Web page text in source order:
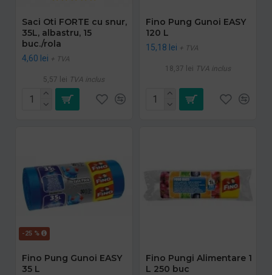
Saci Oti FORTE cu snur,
35L, albastru, 15
buc./rola
4,60 lei + TVA
5,57 lei TVA inclus
Fino Pung Gunoi EASY
120 L
15,18 lei + TVA
18,37 lei TVA inclus
-25 %
Fino Pung Gunoi EASY
35 L
Fino Pungi Alimentare 1
L 250 buc